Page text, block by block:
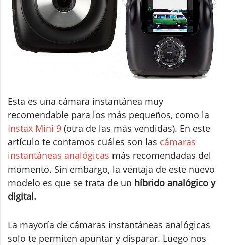
Esta es una cámara instantánea muy
recomendable para los más pequeños, como la
Instax Mini 9 (otra de las más vendidas). En este
artículo te contamos cuáles son las cámaras
instantáneas analógicas más recomendadas del
momento. Sin embargo, la ventaja de este nuevo
modelo es que se trata de un híbrido analógico y
digital.
La mayoría de cámaras instantáneas analógicas
solo te permiten apuntar y disparar. Luego nos